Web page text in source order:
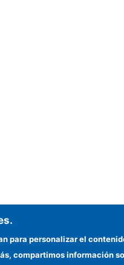
para personalizar el
compartimos información